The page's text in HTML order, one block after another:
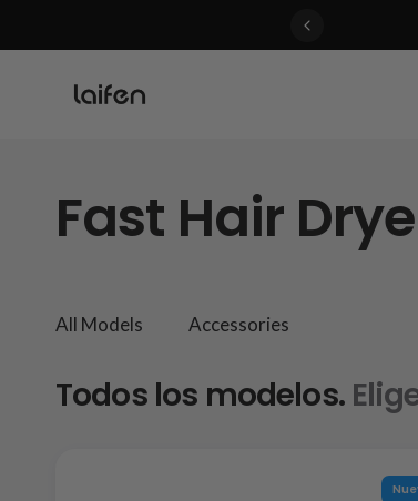
Fast Hair
All Models Accessories
Todos los modelos.